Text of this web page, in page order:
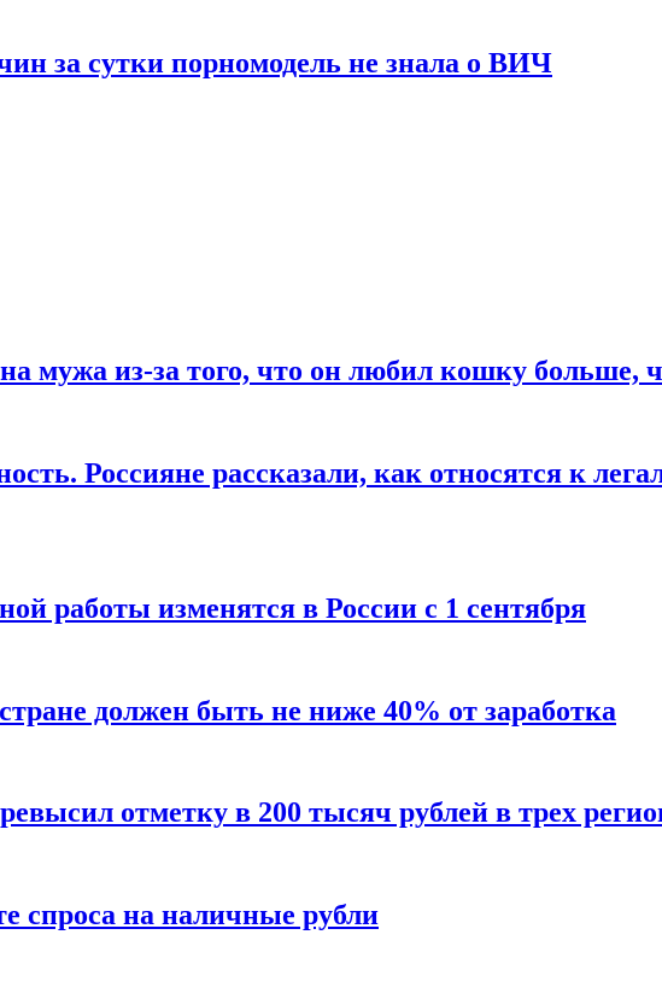
за сутки порномодель не знала о ВИЧ
мужа из-за того, что он любил кошку больше,
Россияне рассказали, как относятся к
работы изменятся в России с 1 сентября
должен быть не ниже 40% от заработка
отметку в 200 тысяч рублей в трех
спроса на наличные рубли